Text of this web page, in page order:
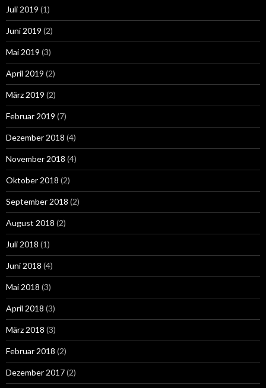
Juli 2019 (1)
Juni 2019 (2)
Mai 2019 (3)
April 2019 (2)
März 2019 (2)
Februar 2019 (7)
Dezember 2018 (4)
November 2018 (4)
Oktober 2018 (2)
September 2018 (2)
August 2018 (2)
Juli 2018 (1)
Juni 2018 (4)
Mai 2018 (3)
April 2018 (3)
März 2018 (3)
Februar 2018 (2)
Dezember 2017(2)